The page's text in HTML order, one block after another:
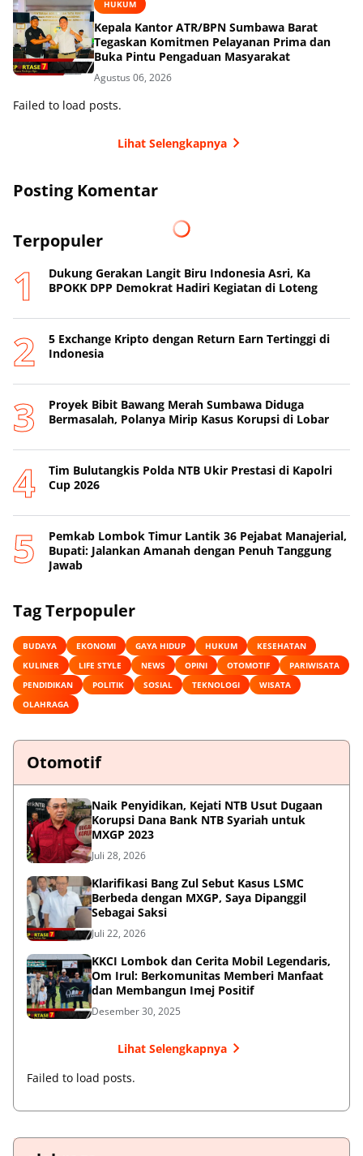
HUKUM
Kepala Kantor ATR/BPN Sumbawa Barat
Tegaskan Komitmen Pelayanan Prima dan
Buka Pintu Pengaduan Masyarakat
Agustus 06, 2026
Failed to load posts.
Lihat Selengkapnya
Posting Komentar
Terpopuler
Dukung Gerakan Langit Biru Indonesia Asri, Ka
BPOKK DPP Demokrat Hadiri Kegiatan di Loteng
5 Exchange Kripto dengan Return Earn Tertinggi di
Indonesia
Proyek Bibit Bawang Merah Sumbawa Diduga
Bermasalah, Polanya Mirip Kasus Korupsi di Lobar
Tim Bulutangkis Polda NTB Ukir Prestasi di Kapolri
Cup 2026
Pemkab Lombok Timur Lantik 36 Pejabat Manajerial,
Bupati: Jalankan Amanah dengan Penuh Tanggung
Jawab
Tag Terpopuler
BUDAYA EKONOMI GAYA HIDUP HUKUM
KESEHATAN
KULINER
LIFE STYLE NEWS OPINI OTOMOTIF
PARIWISATA
PENDIDIKAN
POLITIK SOSIAL TEKNOLOGI
WISATA
OLAHRAGA
Otomotif
Naik Penyidikan, Kejati NTB Usut Dugaan
Korupsi Dana Bank NTB Syariah untuk
MXGP 2023
Juli 28, 2026
Klarifikasi Bang Zul Sebut Kasus LSMC
Berbeda dengan MXGP, Saya Dipanggil
Sebagai Saksi
Juli 22, 2026
KKCI Lombok dan Cerita Mobil Legendaris,
Om Irul: Berkomunitas Memberi Manfaat
dan Membangun Imej Positif
Desember 30, 2025
Lihat Selengkapnya
Failed to load posts.